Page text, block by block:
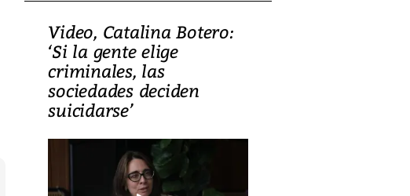
Video, Catalina Botero:
‘Si la gente elige
criminales, las
sociedades deciden
suicidarse’